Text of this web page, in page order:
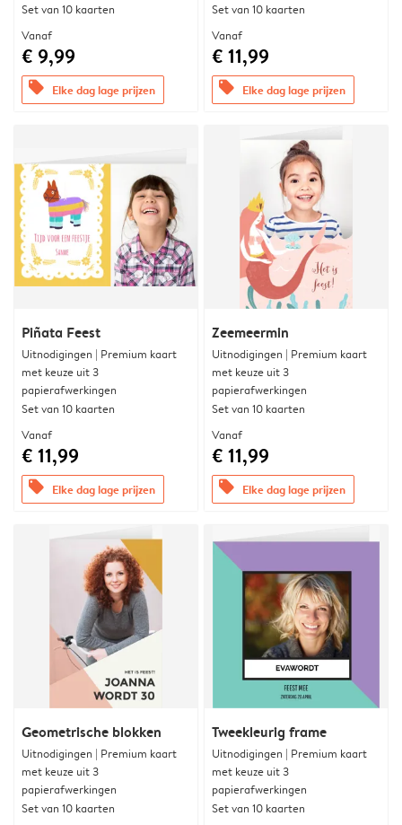
Set van 10 kaarten
Vanaf
€ 9,99
offers Elke dag lage prijzen
Set van 10 kaarten
Vanaf
€ 11,99
offers Elke dag lage prijzen
Piñata Feest
Uitnodigingen | Premium kaart
met keuze uit 3
papierafwerkingen
Set van 10 kaarten
Vanaf
€ 11,99
offers Elke dag lage prijzen
Zeemeermin
Uitnodigingen | Premium kaart
met keuze uit 3
papierafwerkingen
Set van 10 kaarten
Vanaf
€ 11,99
offers Elke dag lage prijzen
Geometrische blokken
Uitnodigingen | Premium kaart
met keuze uit 3
papierafwerkingen
Set van 10 kaarten
Tweekleurig frame
Uitnodigingen | Premium kaart
met keuze uit 3
papierafwerkingen
Set van 10 kaarten